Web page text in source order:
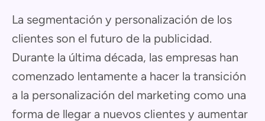
La segmentación y personalización de los
clientes son el futuro de la publicidad.
Durante la última década, las empresas han
comenzado lentamente a hacer la transición
a la personalización del marketing como una
forma de llegar a nuevos clientes y aumentar